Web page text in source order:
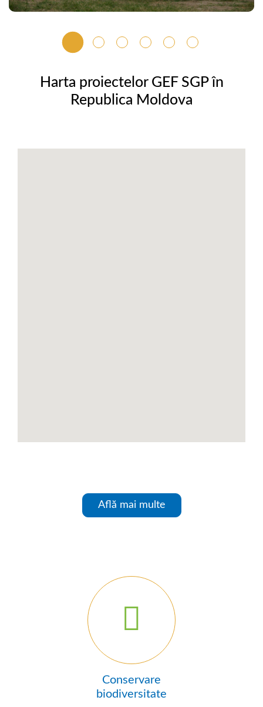
Harta proiectelor GEF SGP în
Republica Moldova
Află mai multe
Conservare
biodiversitate